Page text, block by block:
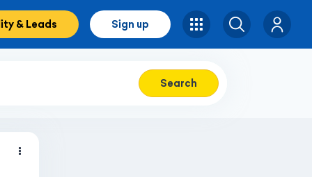
& Leads Sign up Search
Search